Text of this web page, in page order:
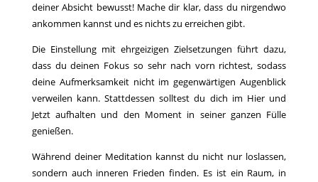
deiner Absicht bewusst! Mache dir klar, dass du nirgendwo
ankommen kannst und es nichts zu erreichen gibt.
Die Einstellung mit ehrgeizigen Zielsetzungen führt dazu,
dass du deinen Fokus so sehr nach vorn richtest, sodass
deine Aufmerksamkeit nicht im gegenwärtigen Augenblick
verweilen kann. Stattdessen solltest du dich im Hier und
Jetzt aufhalten und den Moment in seiner ganzen Fülle
genießen.
Während deiner Meditation kannst du nicht nur loslassen,
sondern auch inneren Frieden finden. Es ist ein Raum, in